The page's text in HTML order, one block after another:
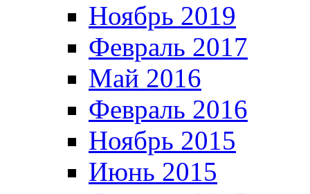
Ноябрь 2019
Февраль 2017
Май 2016
Февраль 2016
Ноябрь 2015
Июнь 2015